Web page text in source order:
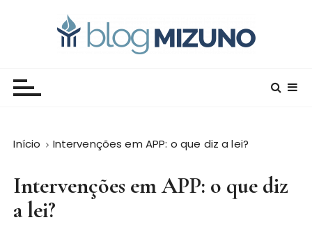
Início Intervenções em APP: o que diz a lei?
Intervenções em APP: o que diz
a lei?